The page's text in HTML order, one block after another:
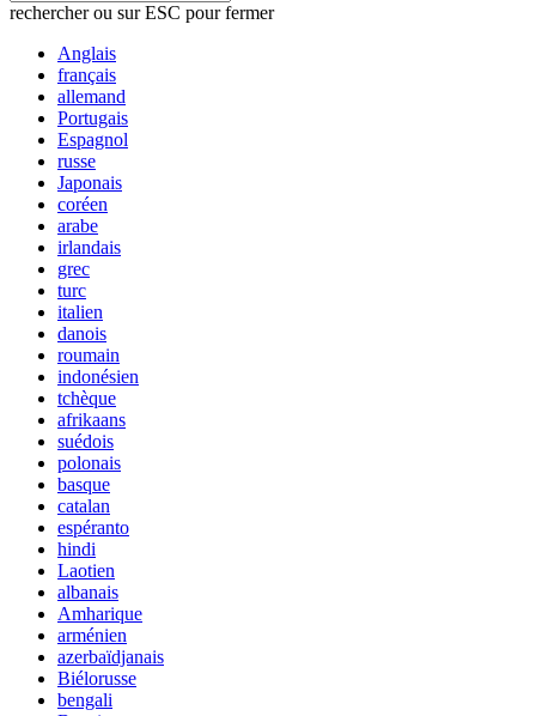
rechercher ou sur ESC pour fermer
Anglais
français
allemand
Portugais
Espagnol
russe
Japonais
coréen
arabe
irlandais
grec
turc
italien
danois
roumain
indonésien
tchèque
afrikaans
suédois
polonais
basque
catalan
espéranto
hindi
Laotien
albanais
Amharique
arménien
azerbaïdjanais
Biélorusse
bengali